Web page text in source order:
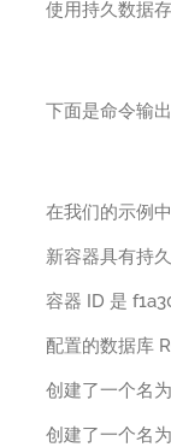
使用持久数据
下面是命令输出
在我们的示例
新容器具有持
容器 ID 是
配置的数据库
创建了一个名
创建了一个名